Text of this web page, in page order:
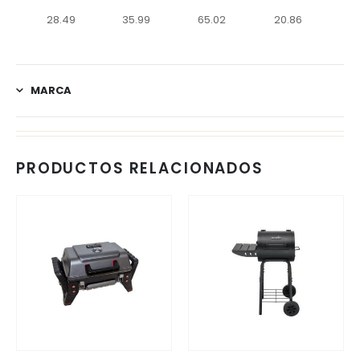
28.49
35.99 65.02 20.86
MARCA
PRODUCTOS RELACIONADOS